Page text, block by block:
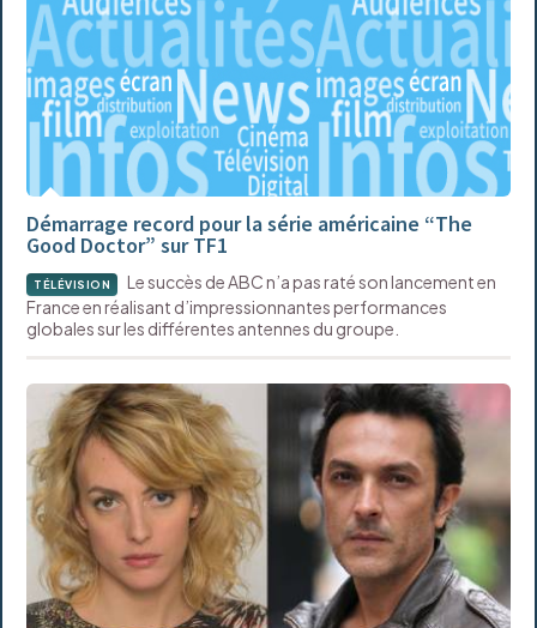
Démarrage record pour la série américaine “The
Good Doctor” sur TF1
TÉLÉVISION
Le succès de ABC n’a pas raté son lancement en
France en réalisant d’impressionnantes performances
globales sur les différentes antennes du groupe.